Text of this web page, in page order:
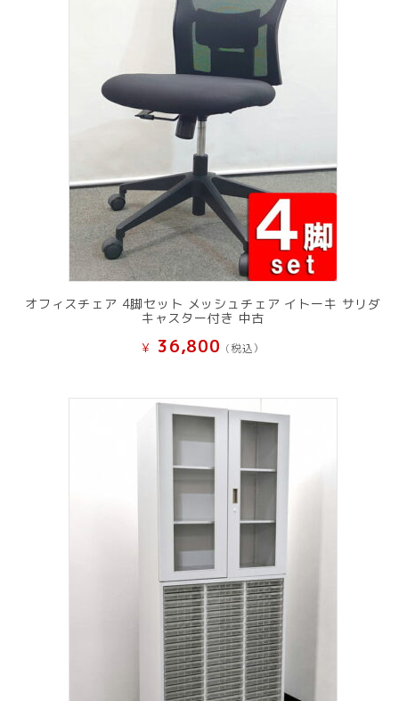
オフィスチェア 4脚セット メッシュチェア イトーキ サリダ
キャスター付き 中古
¥ 36,800 (税込）